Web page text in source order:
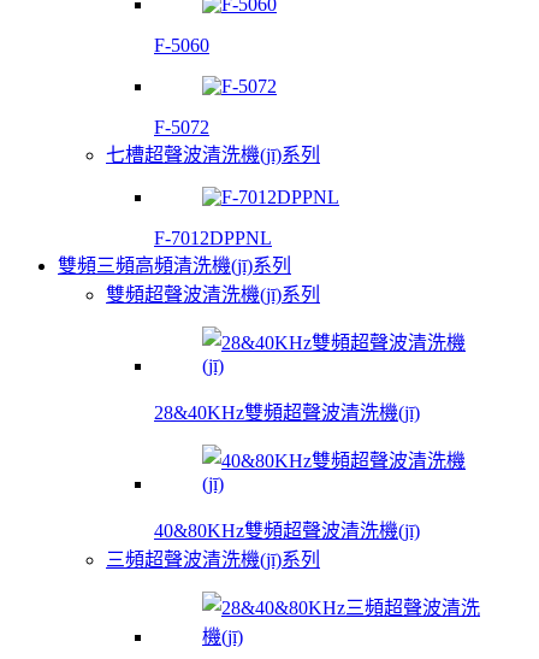
F-5060
F-5072
七槽超聲波清洗機(jī)系列
F-7012DPPNL
雙頻三頻高頻清洗機(jī)系列
雙頻超聲波清洗機(jī)系列
28&40KHz雙頻超聲波清洗機(jī)
40&80KHz雙頻超聲波清洗機(jī)
三頻超聲波清洗機(jī)系列